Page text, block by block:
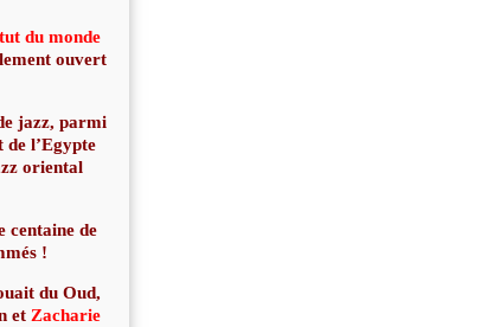
du monde
ouvert
jazz, parmi
de l’Egypte
oriental
de
!
du Oud,
et Zacharie